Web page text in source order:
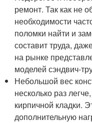
ремонт. Так как не
необходимости
поломки найти и
составит труда,
на рынке
моделей сэндвич-
Небольшой вес
несколько раз
кирпичной кладки.
дополнительную